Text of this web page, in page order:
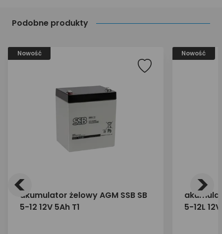
Podobne produkty
Nowość
akumulator żelowy AGM SSB SB
5-12 12V 5Ah T1
Nowość
5-12L
< >